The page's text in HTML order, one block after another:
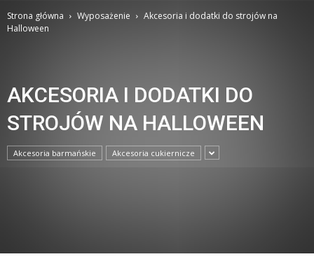
Strona główna Wyposażenie
Akcesoria i dodatki do strojów na
Halloween
AKCESORIA I DODATKI DO
STROJÓW NA HALLOWEEN
Akcesoria barmańskie Akcesoria cukiernicze